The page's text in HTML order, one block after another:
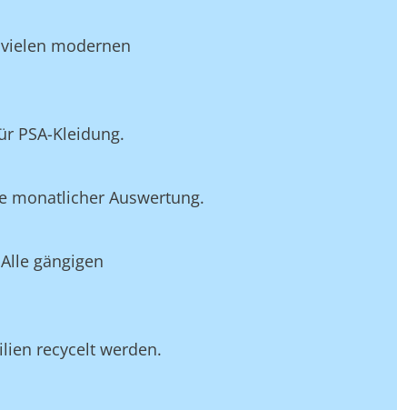
modernen
PSA-Kleidung.
monatlicher Auswertung.
gängigen
recycelt werden.